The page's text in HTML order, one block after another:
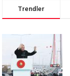
Trendler